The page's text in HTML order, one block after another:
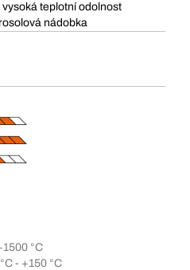
teplotní odolnost
nádobka
°C
- +150 °C